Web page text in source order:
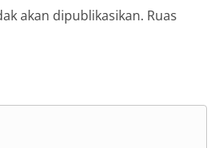
akan dipublikasikan. Ruas